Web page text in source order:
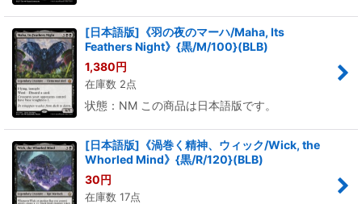
[日本語版]《羽の夜のマーハ/Maha, Its
Feathers Night》{黒/M/100}(BLB)
1,380円
在庫数 2点
状態：NM この商品は日本語版です。
[日本語版]《渦巻く精神、ウィック/Wick, the
Whorled Mind》{黒/R/120}(BLB)
30円
在庫数 17点